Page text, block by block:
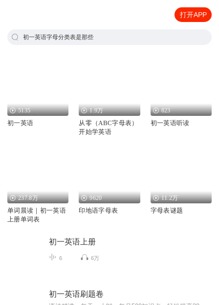
打开APP
初一英语字母分类表是那些
5135
初一英语
1.9万
从零（ABC字母表）
开始学英语
823
初一英语听读
237.8万
单词晨读｜初一英语
上册单词表
9620
印地语字母表
11.2万
字母表谜题
初一英语上册
6 6万
初一英语刷题卷